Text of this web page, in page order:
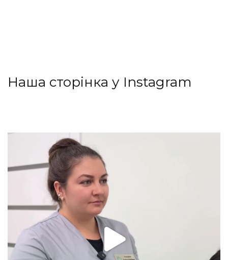
Наша сторінка у Instagram